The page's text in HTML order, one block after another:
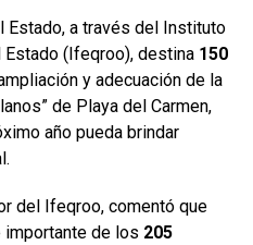
Estado, a través del Instituto
(Ifeqroo), destina 150
y adecuación de la
de Playa del Carmen,
año pueda brindar
del Ifeqroo, comentó que
importante de los 205